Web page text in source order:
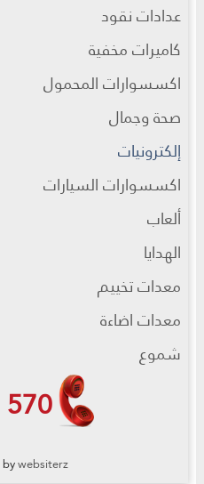
عدادات نقود
كاميرات مخفية
اكسسوارات المحمول
صحة وجمال
إلكترونيات
اكسسوارات السيارات
ألعاب
الهدايا
معدات تخييم
معدات اضاءة
شموع
websiterz